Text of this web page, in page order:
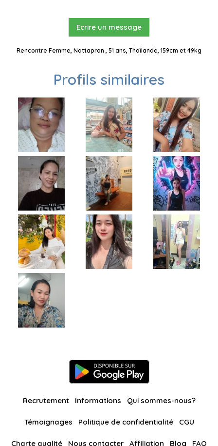
Ecrire un message
Rencontre Femme, Nattapron , 51 ans, Thaïlande, 159cm et 49kg
Profils similaires
Recrutement Informations Qui sommes-nous?
Témoignages Politique de confidentialité CGU
Charte qualité Nous contacter Affiliation Blog FAQ